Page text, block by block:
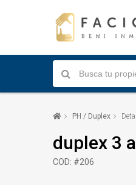
PH / Duplex
duplex 3
COD: #206